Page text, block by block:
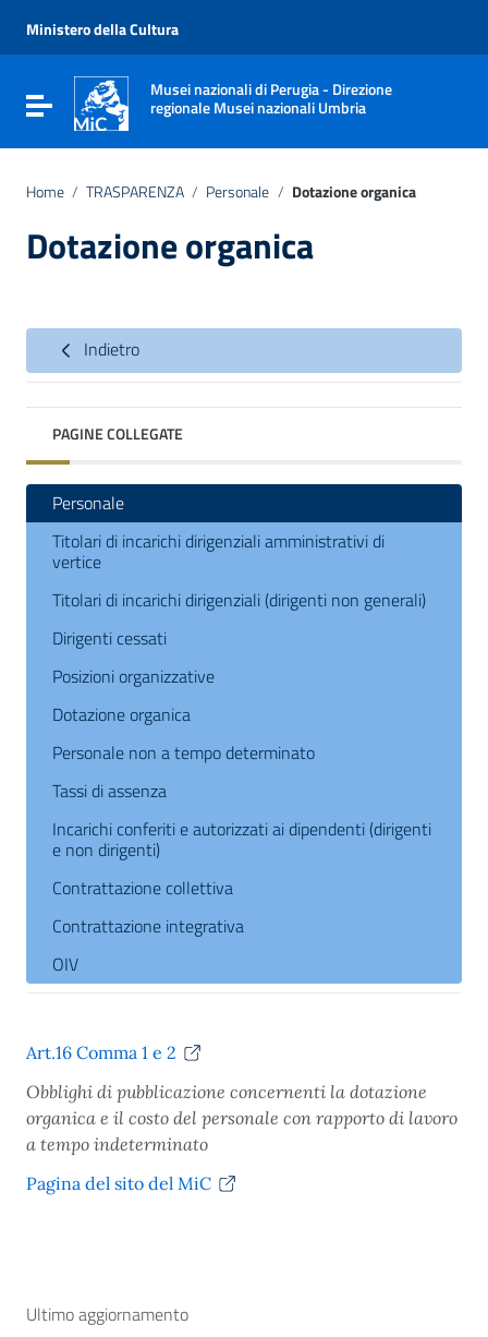
Vai al menu di navigazione
Vai al footer
Ministero della Cultura
Attiva / disattiva la navigazione
Musei nazionali di Perugia - Direzione
regionale Musei nazionali Umbria
Home / TRASPARENZA / Personale / Dotazione organica
Dotazione organica
Indietro
PAGINE COLLEGATE
Personale
Titolari di incarichi dirigenziali amministrativi di
vertice
Titolari di incarichi dirigenziali (dirigenti non generali)
Dirigenti cessati
Posizioni organizzative
Dotazione organica
Personale non a tempo determinato
Tassi di assenza
Incarichi conferiti e autorizzati ai dipendenti (dirigenti
e non dirigenti)
Contrattazione collettiva
Contrattazione integrativa
OIV
Art.16 Comma 1 e 2
Obblighi di pubblicazione concernenti la dotazione
organica e il costo del personale con rapporto di lavoro
a tempo indeterminato
Pagina del sito del MiC
Ultimo aggiornamento